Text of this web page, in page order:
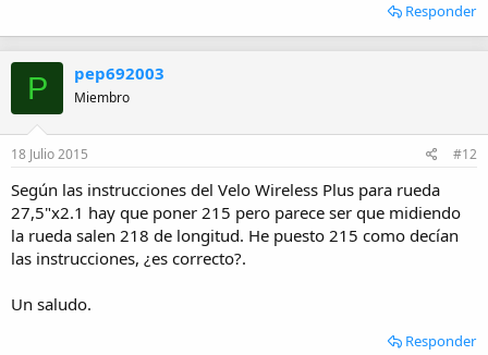
Responder
P pep692003
Miembro
18 Julio 2015 #12
Según las instrucciones del Velo Wireless Plus para rueda
27,5"x2.1 hay que poner 215 pero parece ser que midiendo
la rueda salen 218 de longitud. He puesto 215 como decían
las instrucciones, ¿es correcto?.
Un saludo.
Responder